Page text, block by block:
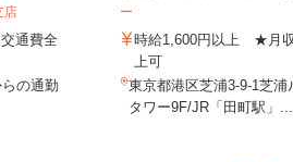
店
通費全
の通勤
ー
時給1,600円以上 ★月
上可
東京都港区芝浦3-9-1芝浦
タワー9F/JR「田町駅」...